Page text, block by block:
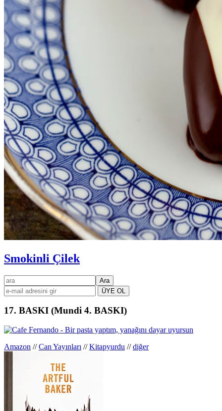
Smokinli Çilek
Birincil
kenar
çubuğu
ara
17. BASKI (Mundi 4. BASKI)
Amazon //Can Yayınları //Kitapyurdu //diğer